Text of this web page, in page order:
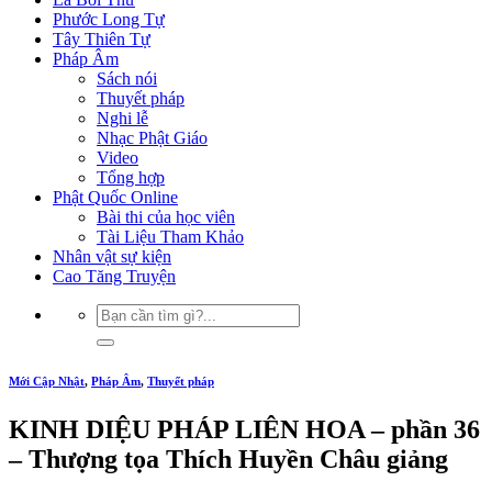
Phước Long Tự
Tây Thiên Tự
Pháp Âm
Sách nói
Thuyết pháp
Nghi lễ
Nhạc Phật Giáo
Video
Tổng hợp
Phật Quốc Online
Bài thi của học viên
Tài Liệu Tham Khảo
Nhân vật sự kiện
Cao Tăng Truyện
Mới Cập Nhật, Pháp Âm, Thuyết pháp
KINH DIỆU PHÁP LIÊN HOA – phần 36
– Thượng tọa Thích Huyền Châu giảng